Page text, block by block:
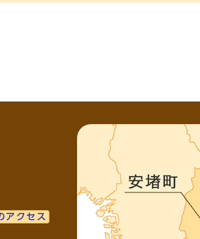
アクセス